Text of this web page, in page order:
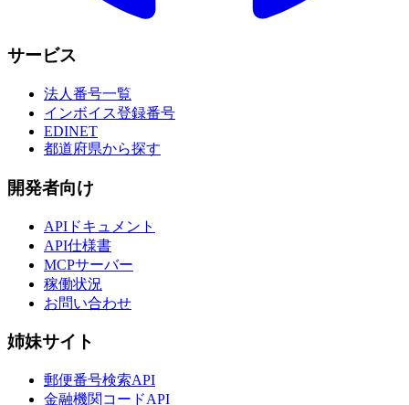
サービス
法人番号一覧
インボイス登録番号
EDINET
都道府県から探す
開発者向け
APIドキュメント
API仕様書
MCPサーバー
稼働状況
お問い合わせ
姉妹サイト
郵便番号検索API
金融機関コードAPI